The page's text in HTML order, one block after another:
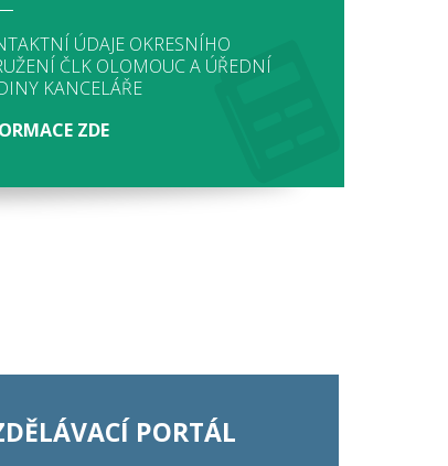
ÚDAJE OKRESNÍHO
ČLK OLOMOUC A ÚŘEDNÍ
KANCELÁŘE
ZDE
PORTÁL